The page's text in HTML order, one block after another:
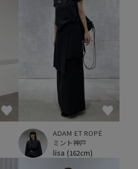
ADAM ET ROPÉ
ミント神戸
lisa (162cm)